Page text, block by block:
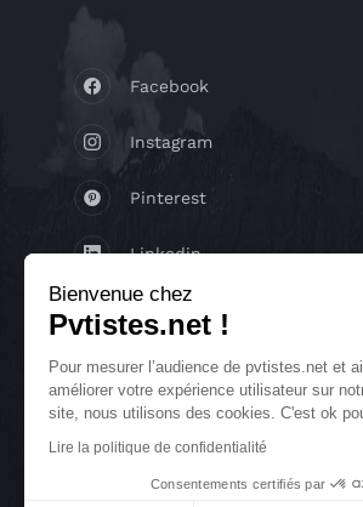
Facebook
Instagram
Pinterest
Linkedin
X
TikTok
Bienvenue chez
Pvtistes.net !
Pour mesurer l’audience de pvtistes.net et
améliorer votre expérience utilisateur sur
site, nous utilisons des cookies. C'est ok
Lire la politique de confidentialité
Consentements certifiés par